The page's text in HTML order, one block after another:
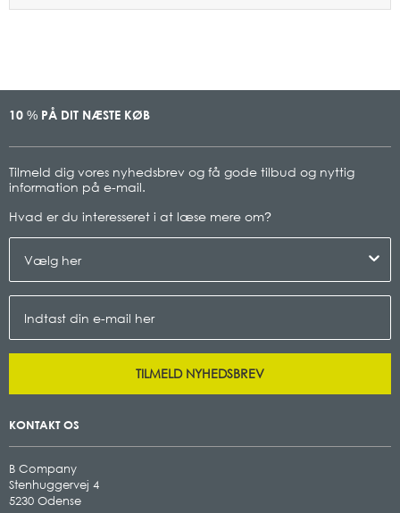
10 % PÅ DIT NÆSTE KØB
Tilmeld dig vores nyhedsbrev og få gode tilbud og nyttig
information på e-mail.
Hvad er du interesseret i at læse mere om?
TILMELD NYHEDSBREV
KONTAKT OS
B Company
Stenhuggervej 4
5230 Odense